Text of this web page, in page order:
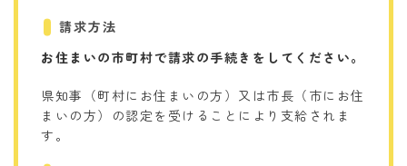
請求方法
お住まいの市町村で請求の手続きをしてください。
県知事（町村にお住まいの方）又は市長（市にお住
まいの方）の認定を受けることにより支給されま
す。